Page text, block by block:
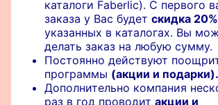
каталоги Faberlic). С первого
заказа у Вас будет скидка 20%
указанных в каталогах. Вы
делать заказ на любую сумму.
Постоянно действуют
программы (акции и подарки).
Дополнительно компания
раз в год проводит акции и